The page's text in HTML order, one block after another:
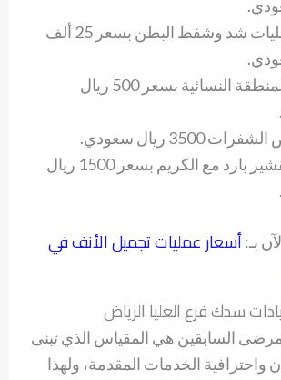
سعر عمليات شد وشفط البطن بسعر 25 ألف
تضييق المنطقة النسائية بسعر 500 ريال
3500 ريال سعودي.
جلسة تقشير بارد مع الكريم بسعر 1500 ريال
بـ:أسعار عمليات تجميل الأنف في
سدك فرع العليا الرياض
السابقين هي المقياس الذي تبنى
واحترافية الخدمات المقدمة، ولهذا